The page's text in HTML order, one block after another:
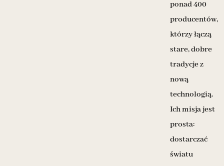
ponad 400
producentów,
którzy łączą
stare, dobre
tradycje z
nową
technologią.
Ich misja jest
prosta:
dostarczać
światu